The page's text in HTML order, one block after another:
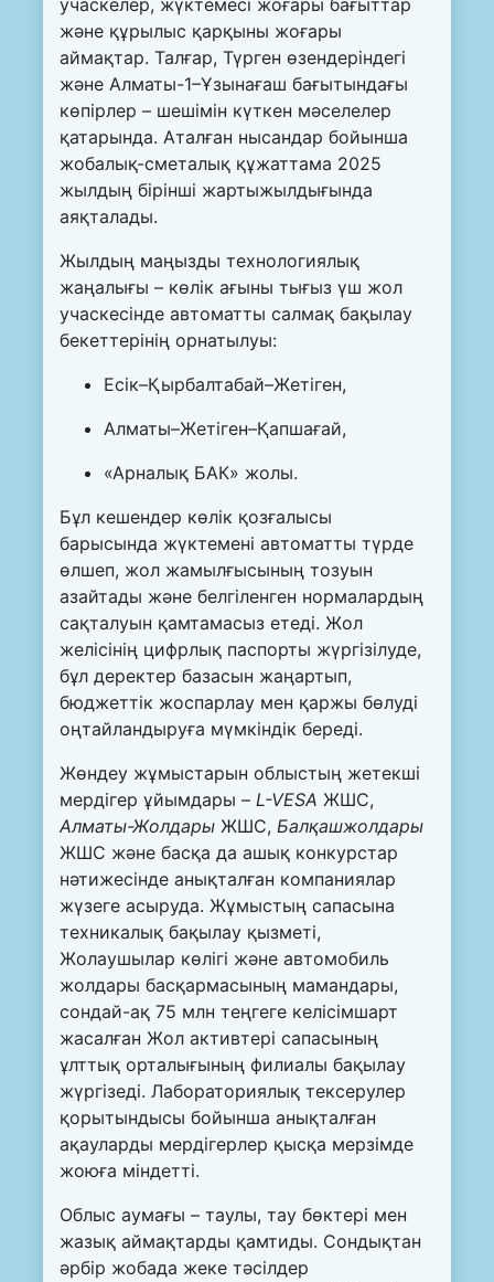
учаскелер, жүктемесі жоғары бағыттар
және құрылыс қарқыны жоғары
аймақтар. Талғар, Түрген өзендеріндегі
және Алматы-1–Ұзынағаш бағытындағы
көпірлер – шешімін күткен мәселелер
қатарында. Аталған нысандар бойынша
жобалық-сметалық құжаттама 2025
жылдың бірінші жартыжылдығында
аяқталады.
Жылдың маңызды технологиялық
жаңалығы – көлік ағыны тығыз үш жол
учаскесінде автоматты салмақ бақылау
бекеттерінің орнатылуы:
Есік–Қырбалтабай–Жетіген,
Алматы–Жетіген–Қапшағай,
«Арналық БАК» жолы.
Бұл кешендер көлік қозғалысы
барысында жүктемені автоматты түрде
өлшеп, жол жамылғысының тозуын
азайтады және белгіленген нормалардың
сақталуын қамтамасыз етеді. Жол
желісінің цифрлық паспорты жүргізілуде,
бұл деректер базасын жаңартып,
бюджеттік жоспарлау мен қаржы бөлуді
оңтайландыруға мүмкіндік береді.
Жөндеу жұмыстарын облыстың жетекші
мердігер ұйымдары – L-VESA ЖШС,
Алматы-Жолдары ЖШС, Балқашжолдары
ЖШС және басқа да ашық конкурстар
нәтижесінде анықталған компаниялар
жүзеге асыруда. Жұмыстың сапасына
техникалық бақылау қызметі,
Жолаушылар көлігі және автомобиль
жолдары басқармасының мамандары,
сондай-ақ 75 млн теңгеге келісімшарт
жасалған Жол активтері сапасының
ұлттық орталығының филиалы бақылау
жүргізеді. Лабораториялық тексерулер
қорытындысы бойынша анықталған
ақауларды мердігерлер қысқа мерзімде
жоюға міндетті.
Облыс аумағы – таулы, тау бөктері мен
жазық аймақтарды қамтиды. Сондықтан
әрбір жобада жеке тәсілдер